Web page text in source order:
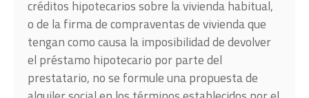
créditos hipotecarios sobre la vivienda habitual,
o de la firma de compraventas de vivienda que
tengan como causa la imposibilidad de devolver
el préstamo hipotecario por parte del
prestatario, no se formule una propuesta de